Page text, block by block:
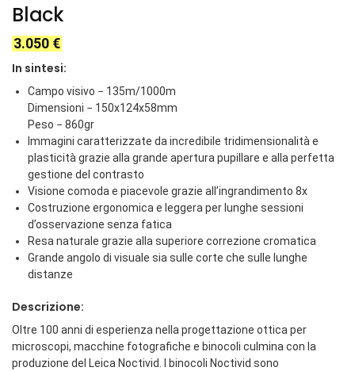
Black
3.050 €
In sintesi:
Campo visivo − 135m/1000m
Dimensioni − 150x124x58mm
Peso − 860gr
Immagini caratterizzate da incredibile tridimensionalità e
plasticità grazie alla grande apertura pupillare e alla perfetta
gestione del contrasto
Visione comoda e piacevole grazie all’ingrandimento 8x
Costruzione ergonomica e leggera per lunghe sessioni
d’osservazione senza fatica
Resa naturale grazie alla superiore correzione cromatica
Grande angolo di visuale sia sulle corte che sulle lunghe
distanze
Descrizione:
Oltre 100 anni di esperienza nella progettazione ottica per
microscopi, macchine fotografiche e binocoli culmina con la
produzione del Leica Noctivid. I binocoli Noctivid sono